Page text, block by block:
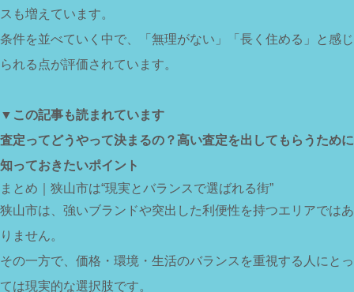
スも増えています。
条件を並べていく中で、「無理がない」「長く住める」と感じ
られる点が評価されています。
▼この記事も読まれています
査定ってどうやって決まるの？高い査定を出してもらうために
知っておきたいポイント
まとめ｜狭山市は“現実とバランスで選ばれる街”
狭山市は、強いブランドや突出した利便性を持つエリアではあ
りません。
その一方で、価格・環境・生活のバランスを重視する人にとっ
ては現実的な選択肢です。